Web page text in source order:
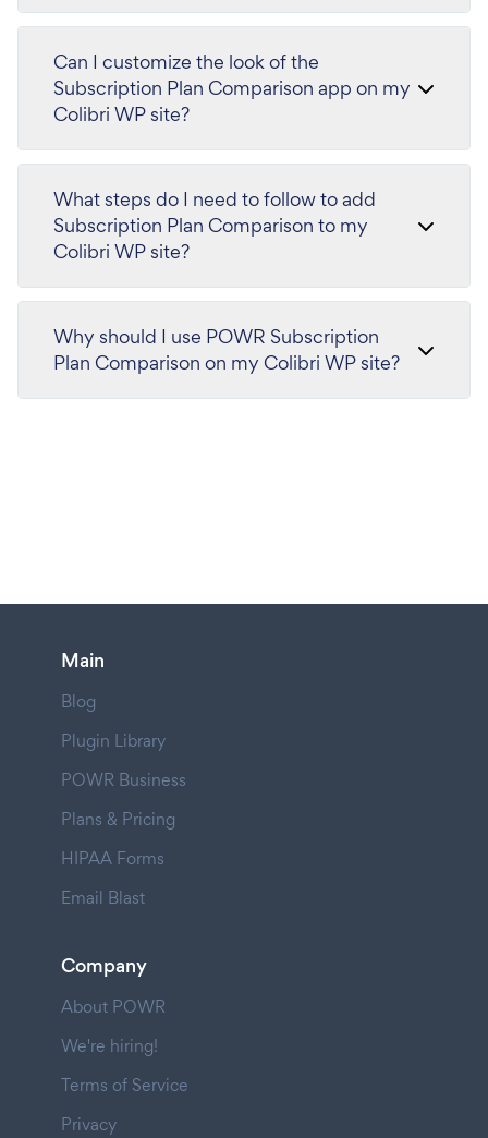
Can I customize the look of the
Subscription Plan Comparison app on my
Colibri WP site?
What steps do I need to follow to add
Subscription Plan Comparison to my
Colibri WP site?
Why should I use POWR Subscription
Plan Comparison on my Colibri WP site?
Main
Blog
Plugin Library
POWR Business
Plans & Pricing
HIPAA Forms
Email Blast
Company
About POWR
We're hiring!
Terms of Service
Privacy